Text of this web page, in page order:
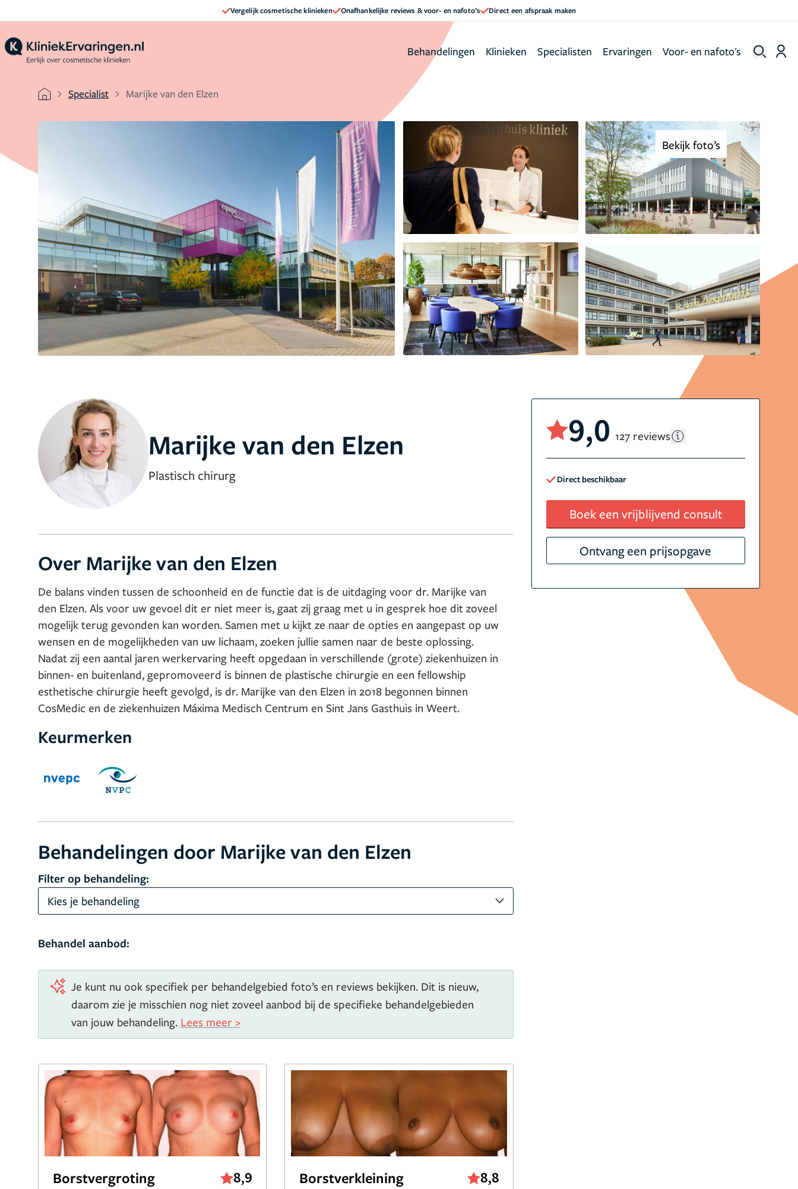
Vergelijk cosmetische klinieken Onafhankelijke reviews & voor- en nafoto’s Direct een afspraak maken
Behandelingen Klinieken Specialisten Ervaringen Voor- en nafoto's
Specialist Marijke van den Elzen
Bekijk foto’s
Marijke van den Elzen
Plastisch chirurg
9,0 127 reviews
Direct beschikbaar
Boek een vrijblijvend consult
Ontvang een prijsopgave
Over Marijke van den Elzen
De balans vinden tussen de schoonheid en de functie dat is de uitdaging voor dr. Marijke van
den Elzen. Als voor uw gevoel dit er niet meer is, gaat zij graag met u in gesprek hoe dit zoveel
mogelijk terug gevonden kan worden. Samen met u kijkt ze naar de opties en aangepast op uw
wensen en de mogelijkheden van uw lichaam, zoeken jullie samen naar de beste oplossing.
Nadat zij een aantal jaren werkervaring heeft opgedaan in verschillende (grote) ziekenhuizen in
binnen- en buitenland, gepromoveerd is binnen de plastische chirurgie en een fellowship
esthetische chirurgie heeft gevolgd, is dr. Marijke van den Elzen in 2018 begonnen binnen
CosMedic en de ziekenhuizen Máxima Medisch Centrum en Sint Jans Gasthuis in Weert.
Keurmerken
Behandelingen door Marijke van den Elzen
Filter op behandeling:
Kies je behandeling
Behandel aanbod:
Je kunt nu ook specifiek per behandelgebied foto’s en reviews bekijken. Dit is nieuw,
daarom zie je misschien nog niet zoveel aanbod bij de specifieke behandelgebieden
van jouw behandeling. Lees meer >
Borstvergroting 8,9 Borstverkleining 8,8